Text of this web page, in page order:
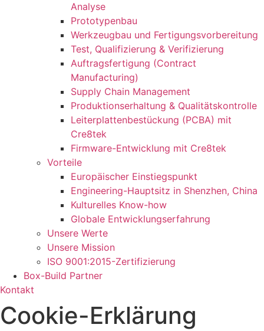
Analyse
Prototypenbau
Werkzeugbau und Fertigungsvorbereitung
Test, Qualifizierung & Verifizierung
Auftragsfertigung (Contract
Manufacturing)
Supply Chain Management
Produktionserhaltung & Qualitätskontrolle
Leiterplattenbestückung (PCBA) mit
Cre8tek
Firmware-Entwicklung mit Cre8tek
Vorteile
Europäischer Einstiegspunkt
Engineering-Hauptsitz in Shenzhen, China
Kulturelles Know-how
Globale Entwicklungserfahrung
Unsere Werte
Unsere Mission
ISO 9001:2015-Zertifizierung
Box-Build Partner
Kontakt
Cookie-Erklärung